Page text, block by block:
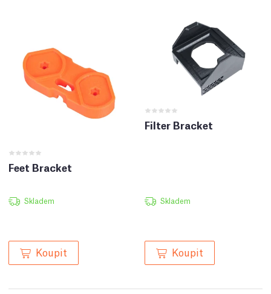
Feet Bracket
Skladem
Koupit
Filter Bracket
Skladem
Koupit